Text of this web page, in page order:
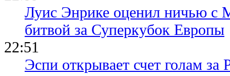
Луис Энрике оценил ничью с
битвой за Суперкубок Европы
22:51
Эспи открывает счет голам